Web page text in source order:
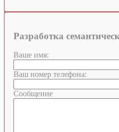
Разработка
Ваше имя:
Ваш номер телефона:
Сообщение